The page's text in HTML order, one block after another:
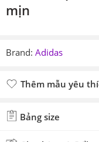
mịn
Brand: Adidas
Thêm mẫu yêu
Bảng size